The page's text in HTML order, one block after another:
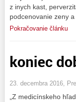
z inych kast,
podcenovanie zeny
Pokračovanie článku
koniec
23. decembra 2016,
„Z medicínskeho